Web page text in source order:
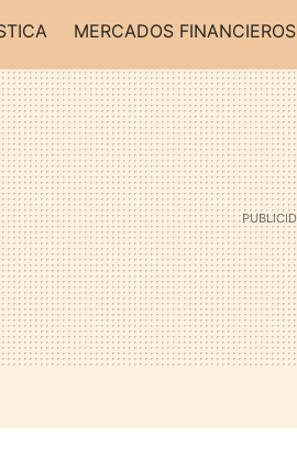
MERCADOS FINANCIEROS